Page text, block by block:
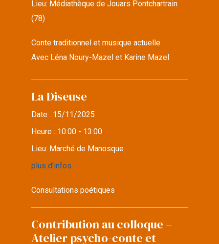
Lieu: Médiathèque de Jouars Pontchartrain
(78)
Conte traditionnel et musique actuelle
Avec Léna Noury-Mazel et Karine Mazel
La Diseuse
Date : 15/11/2025
Heure : 10:00 - 13:00
Lieu: Marché de Manosque
plus d'infos
Consultations poétiques
Contribution au colloque –
Atelier psycho-conte et